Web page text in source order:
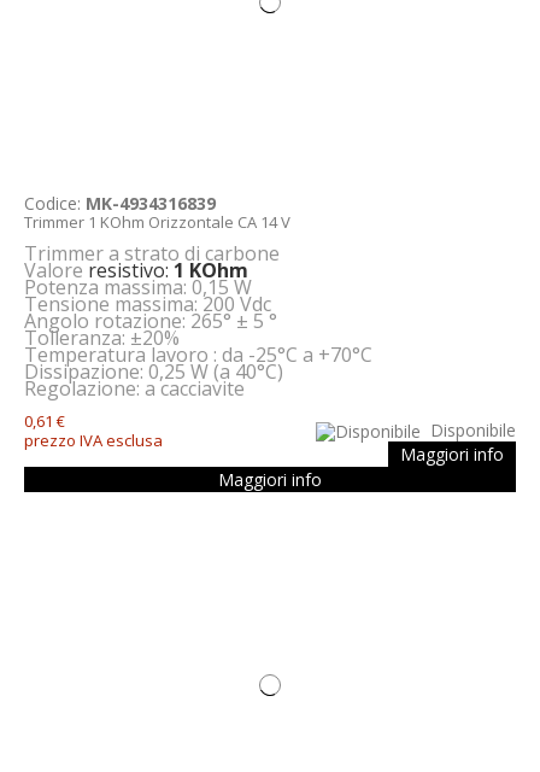
Codice: MK-4934316839
Trimmer 1 KOhm Orizzontale CA 14 V
Trimmer a strato di carbone
Valoreresistivo:1 KOhm
Potenza massima: 0,15 W
Tensione massima: 200 Vdc
Angolo rotazione: 265° ± 5 °
Tolleranza: ±20%
Temperatura lavoro : da -25°C a +70°C
Dissipazione: 0,25 W (a 40°C)
Regolazione: a cacciavite
0,61 €
prezzo IVA esclusa
Disponibile
Maggiori info
Maggiori info